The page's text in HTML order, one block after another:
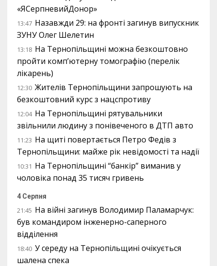
«ЯСерпневийДонор»
13:47 Назавжди 29: на фронті загинув випускник
ЗУНУ Олег Шелетин
13:18 На Тернопільщині можна безкоштовно
пройти комп’ютерну томографію (перелік
лікарень)
12:30 Жителів Тернопільщини запрошують на
безкоштовний курс з нацспротиву
12:04 На Тернопільщині рятувальники
звільнили людину з понівеченого в ДТП авто
11:23 На щиті повертається Петро Федів з
Тернопільщини: майже рік невідомості та надії
10:31 На Тернопільщині “банкір” виманив у
чоловіка понад 35 тисяч гривень
4 Серпня
21:45 На війні загинув Володимир Паламарчук:
був командиром інженерно-саперного
відділення
18:40 У середу на Тернопільщині очікується
шалена спека